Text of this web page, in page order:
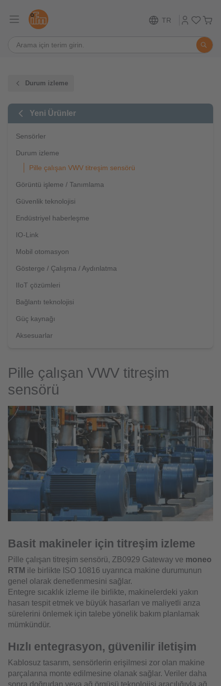
TR
Durum izleme
Yeni Ürünler
Sensörler
Durum izleme
Pille çalışan VWV titreşim sensörü
Görüntü işleme / Tanımlama
Güvenlik teknolojisi
Endüstriyel haberleşme
IO-Link
Mobil otomasyon
Gösterge / Çalışma / Aydınlatma
IIoT çözümleri
Bağlantı teknolojisi
Güç kaynağı
Aksesuarlar
Pille çalışan VWV titreşim
sensörü
Basit makineler için titreşim izleme
Pille çalışan titreşim sensörü, ZB0929 Gateway ve moneo
RTM ile birlikte ISO 10816 uyarınca makine durumunun
genel olarak denetlenmesini sağlar.
Entegre sıcaklık izleme ile birlikte, makinelerdeki yakın
hasarı tespit etmek ve büyük hasarları ve maliyetli arıza
sürelerini önlemek için talebe yönelik bakım planlamak
mümkündür.
Hızlı entegrasyon, güvenilir iletişim
Kablosuz tasarım, sensörlerin erişilmesi zor olan makine
parçalarına monte edilmesine olanak sağlar. Veriler daha
sonra doğrudan veya ağ örgüsü teknolojisi aracılığıyla ağ